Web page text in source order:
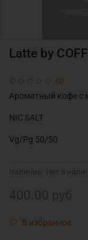
(0)
Latte by
В избранное
Ароматный кофе с
NIC SALT
Vg/Pg 50/50